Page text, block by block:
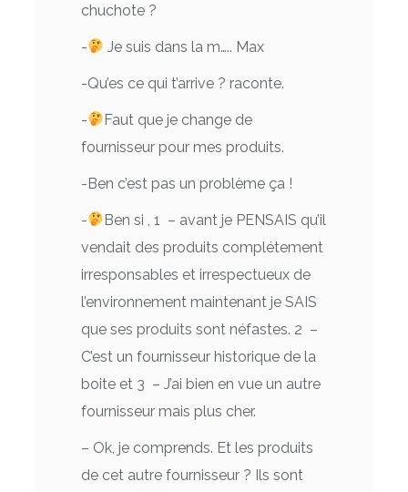
chuchote ?
- Je suis dans la m….. Max
-Qu’es ce qui t’arrive ? raconte.
-
Faut que je change de
fournisseur pour mes produits.
-Ben c’est pas un problème ça !
-
Ben si , 1 – avant je PENSAIS qu’il
vendait des produits complétement
irresponsables et irrespectueux de
l’environnement maintenant je SAIS
que ses produits sont néfastes. 2 –
C’est un fournisseur historique de la
boite et 3 – J’ai bien en vue un autre
fournisseur mais plus cher.
– Ok, je comprends. Et les produits
de cet autre fournisseur ? Ils sont